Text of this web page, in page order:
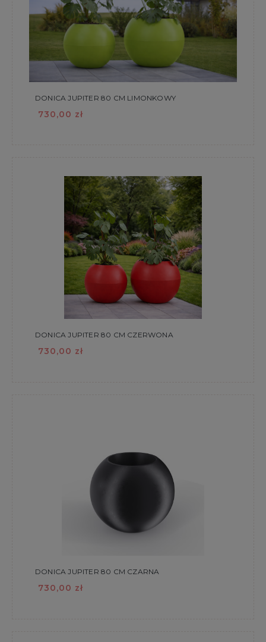
DONICA JUPITER 80 CM LIMONKOWY
730,00 zł
DONICA JUPITER 80 CM CZERWONA
730,00 zł
DONICA JUPITER 80 CM CZARNA
730,00 zł